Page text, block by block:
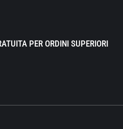
PER ORDINI SUPERIORI